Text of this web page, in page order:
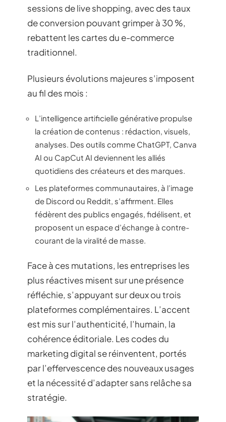
sessions de live shopping, avec des taux
de conversion pouvant grimper à 30 %,
rebattent les cartes du e-commerce
traditionnel.
Plusieurs évolutions majeures s’imposent
au fil des mois :
L’intelligence artificielle générative propulse
la création de contenus : rédaction, visuels,
analyses. Des outils comme ChatGPT, Canva
AI ou CapCut AI deviennent les alliés
quotidiens des créateurs et des marques.
Les plateformes communautaires, à l’image
de Discord ou Reddit, s’affirment. Elles
fédèrent des publics engagés, fidélisent, et
proposent un espace d’échange à contre-
courant de la viralité de masse.
Face à ces mutations, les entreprises les
plus réactives misent sur une présence
réfléchie, s’appuyant sur deux ou trois
plateformes complémentaires. L’accent
est mis sur l’authenticité, l’humain, la
cohérence éditoriale. Les codes du
marketing digital se réinventent, portés
par l’effervescence des nouveaux usages
et la nécessité d’adapter sans relâche sa
stratégie.